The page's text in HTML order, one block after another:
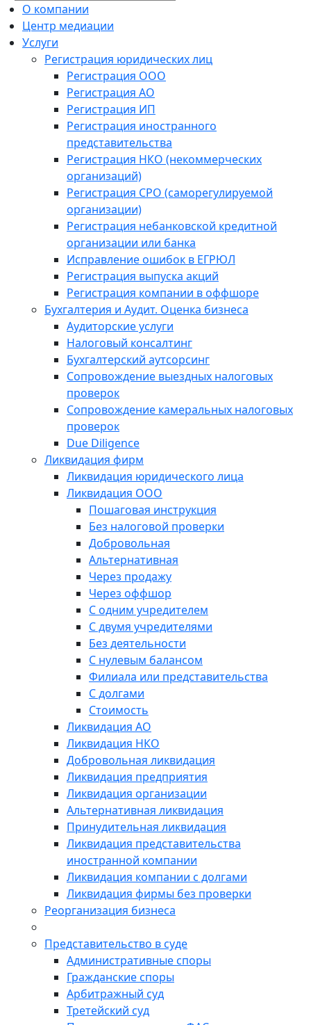
О компании
Центр медиации
Услуги
Регистрация юридических лиц
Регистрация ООО
Регистрация АО
Регистрация ИП
Регистрация иностранного
представительства
Регистрация НКО (некоммерческих
организаций)
Регистрация СРО (саморегулируемой
организации)
Регистрация небанковской кредитной
организации или банка
Исправление ошибок в ЕГРЮЛ
Регистрация выпуска акций
Регистрация компании в оффшоре
Бухгалтерия и Аудит. Оценка бизнеса
Аудиторские услуги
Налоговый консалтинг
Бухгалтерский аутсорсинг
Сопровождение выездных налоговых
проверок
Сопровождение камеральных налоговых
проверок
Due Diligence
Ликвидация фирм
Ликвидация юридического лица
Ликвидация ООО
Пошаговая инструкция
Без налоговой проверки
Добровольная
Альтернативная
Через продажу
Через оффшор
С одним учредителем
С двумя учредителями
Без деятельности
С нулевым балансом
Филиала или представительства
С долгами
Стоимость
Ликвидация АО
Ликвидация НКО
Добровольная ликвидация
Ликвидация предприятия
Ликвидация организации
Альтернативная ликвидация
Принудительная ликвидация
Ликвидация представительства
иностранной компании
Ликвидация компании с долгами
Ликвидация фирмы без проверки
Реорганизация бизнеса
Представительство в суде
Административные споры
Гражданские споры
Арбитражный суд
Третейский суд